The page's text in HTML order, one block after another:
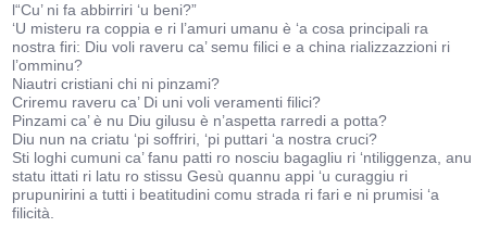
l“Cu’ ni fa abbirriri ‘u beni?”
‘U misteru ra coppia e ri l’amuri umanu è ‘a cosa principali ra
nostra firi: Diu voli raveru ca’ semu filici e a china rializzazzioni ri
l’omminu?
Niautri cristiani chi ni pinzami?
Criremu raveru ca’ Di uni voli veramenti filici?
Pinzami ca’ è nu Diu gilusu è n’aspetta rarredi a potta?
Diu nun na criatu ‘pi soffriri, ‘pi puttari ‘a nostra cruci?
Sti loghi cumuni ca’ fanu patti ro nosciu bagagliu ri ‘ntiliggenza, anu
statu ittati ri latu ro stissu Gesù quannu appi ‘u curaggiu ri
prupunirini a tutti i beatitudini comu strada ri fari e ni prumisi ‘a
filicità.